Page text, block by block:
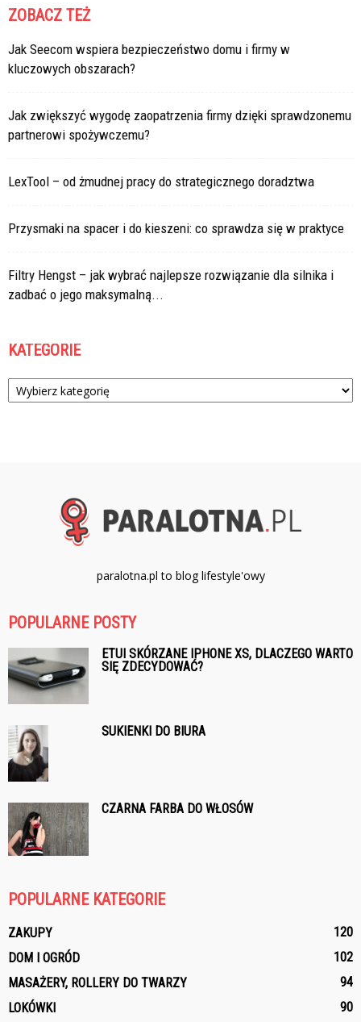
ZOBACZ TEŻ
Jak Seecom wspiera bezpieczeństwo domu i firmy w
kluczowych obszarach?
Jak zwiększyć wygodę zaopatrzenia firmy dzięki sprawdzonemu
partnerowi spożywczemu?
LexTool – od żmudnej pracy do strategicznego doradztwa
Przysmaki na spacer i do kieszeni: co sprawdza się w praktyce
Filtry Hengst – jak wybrać najlepsze rozwiązanie dla silnika i
zadbać o jego maksymalną...
KATEGORIE
Kategorie
paralotna.pl to blog lifestyle'owy
POPULARNE POSTY
ETUI SKÓRZANE IPHONE XS, DLACZEGO WARTO
SIĘ ZDECYDOWAĆ?
SUKIENKI DO BIURA
CZARNA FARBA DO WŁOSÓW
POPULARNE KATEGORIE
ZAKUPY
120
DOM I OGRÓD
102
MASAŻERY, ROLLERY DO TWARZY
94
LOKÓWKI
90